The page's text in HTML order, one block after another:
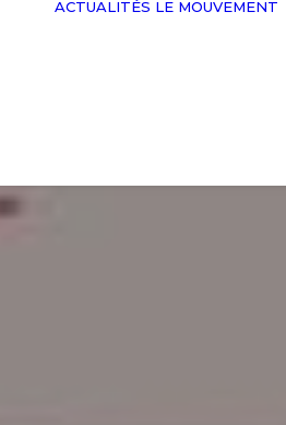
ACTUALITÉS LE MOUVEMENT